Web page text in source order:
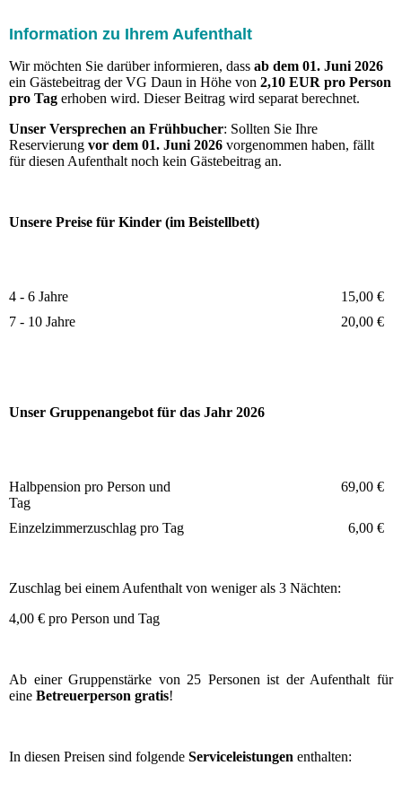
Information zu Ihrem Aufenthalt
Wir möchten Sie darüber informieren, dass ab dem 01. Juni 2026
ein Gästebeitrag der VG Daun in Höhe von 2,10 EUR pro Person
pro Tag erhoben wird. Dieser Beitrag wird separat berechnet.
Unser Versprechen an Frühbucher: Sollten Sie Ihre
Reservierung vor dem 01. Juni 2026 vorgenommen haben, fällt
für diesen Aufenthalt noch kein Gästebeitrag an.
Unsere Preise für Kinder (im Beistellbett)
4 - 6 Jahre
15,00 €
7 - 10 Jahre
20,00 €
Unser Gruppenangebot für das Jahr 2026
Halbpension pro Person und
Tag
69,00 €
Einzelzimmerzuschlag pro Tag 6,00 €
Zuschlag bei einem Aufenthalt von weniger als 3 Nächten:
4,00 € pro Person und Tag
Ab einer Gruppenstärke von 25 Personen ist der Aufenthalt für
eine Betreuerperson gratis!
In diesen Preisen sind folgende Serviceleistungen enthalten: